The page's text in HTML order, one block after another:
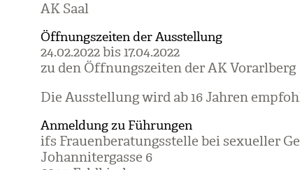
AK Saal
Öffnungszeiten der Ausstellung
24.02.2022 bis 17.04.2022
zu den Öffnungs­zei­ten der AK Vor­arl­berg
Die Aus­stel­lung wird ab 16 Jah­ren
Anmeldung zu Führungen
ifs Frau­en­be­ra­tungs­stelle bei sexu­el­ler
Johan­ni­ter­gasse 6